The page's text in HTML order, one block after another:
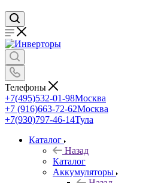
Телефоны
+7(495)532-01-98Москва
+7 (916)663-72-62Москва
+7(930)797-46-14Тула
Каталог
Назад
Каталог
Аккумуляторы